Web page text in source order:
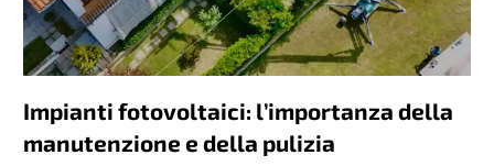
Impianti fotovoltaici: l’importanza della
manutenzione e della pulizia